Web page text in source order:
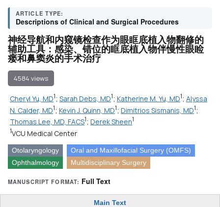
ARTICLE TYPE:
Descriptions of Clinical and Surgical Procedures
神经导航和内窥镜检查作为眼眶底植入物翻修的
辅助工具：感染、错位的眶底植入物伴慢性眼睑
瘘和鼻窦炎的手术治疗
4584 views
Cheryl Yu, MD1; Sarah Debs, MD1; Katherine M. Yu, MD1; Alyssa
N. Calder, MD1; Kevin J. Quinn, MD1; Dimitrios Sismanis, MD1;
Thomas Lee, MD, FACS1; Derek Sheen1
1VCU Medical Center
Otolaryngology
Oral and Maxillofacial Surgery (OMFS)
Ophthalmology
Multidisciplinary Surgery
MANUSCRIPT FORMAT: Full Text
Main Text